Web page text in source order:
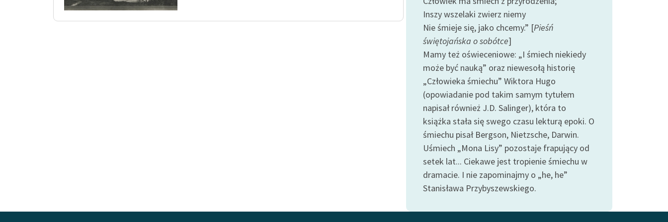
Inszy wszelaki zwierz niemy
Nie śmieje się, jako chcemy.” [Pieśń
świętojańska o sobótce]
Mamy też oświeceniowe: „I śmiech niekiedy
może być nauką” oraz niewesołą historię
„Człowieka śmiechu” Wiktora Hugo
(opowiadanie pod takim samym tytułem
napisał również J.D. Salinger), która to
książka stała się swego czasu lekturą epoki. O
śmiechu pisał Bergson, Nietzsche, Darwin.
Uśmiech „Mona Lisy” pozostaje frapujący od
setek lat... Ciekawe jest tropienie śmiechu w
dramacie. I nie zapominajmy o „he, he”
Stanisława Przybyszewskiego.